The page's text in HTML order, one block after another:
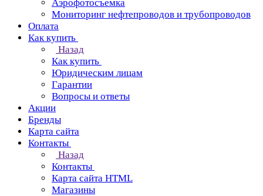
Аэрофотосъемка
Мониторинг нефтепроводов и трубопроводов
Оплата
Как купить
Назад
Как купить
Юридическим лицам
Гарантии
Вопросы и ответы
Акции
Бренды
Карта сайта
Контакты
Назад
Контакты
Карта сайта HTML
Магазины